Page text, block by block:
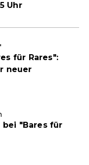
Uhr
für Rares":
neuer
"Bares für